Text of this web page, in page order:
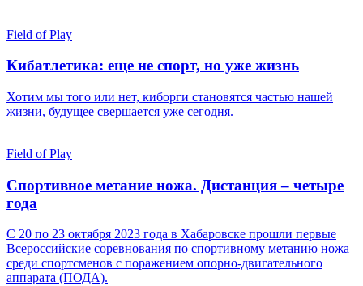
Field of Play
Кибатлетика: еще не спорт, но уже жизнь
Хотим мы того или нет, киборги становятся частью нашей
жизни, будущее свершается уже сегодня.
Field of Play
Спортивное метание ножа. Дистанция – четыре
года
С 20 по 23 октября 2023 года в Хабаровске прошли первые
Всероссийские соревнования по спортивному метанию ножа
среди спортсменов с поражением опорно-двигательного
аппарата (ПОДА).